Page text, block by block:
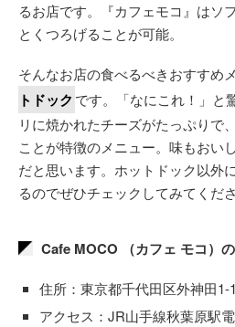
るお店です。『カフェモコ』はソ
とくつろげることが可能。
そんなお店の食べるべきおすすめ
トドック です。「なにこれ！」と
リに焼かれたチーズがたっぷりで
ことが特徴のメニュー。味もおい
だと思います。ホットドック以外
るのでぜひチェックしてみてくださ
Cafe MOCO （カフェ モコ）
住所：東京都千代田区外神田
アクセス：JR山手線秋葉原駅